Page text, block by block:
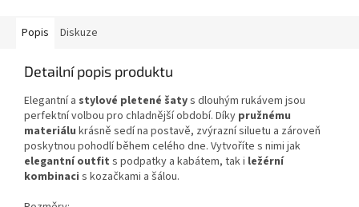
Popis Diskuze
Detailní popis produktu
Elegantní a stylové pletené šatys dlouhým rukávem jsou
perfektní volbou pro chladnější období. Díky pružnému
materiálu krásně sedí na postavě, zvýrazní siluetu a zároveň
poskytnou pohodlí během celého dne. Vytvoříte s nimi jak
elegantní outfit s podpatky a kabátem, tak i ležérní
kombinaci s kozačkami a šálou.